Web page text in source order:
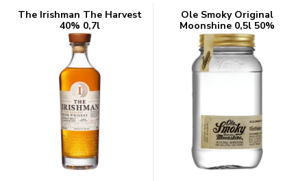
The Irishman The Harvest
40% 0,7l
Ole Smoky Original
Moonshine 0,5l 50%